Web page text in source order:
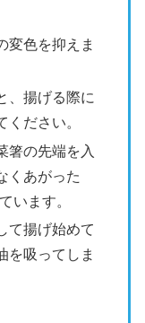
変色を抑えま
、揚げる際に
ださい。
箸の先端を入
くあがった
います。
て揚げ始めて
を吸ってしま